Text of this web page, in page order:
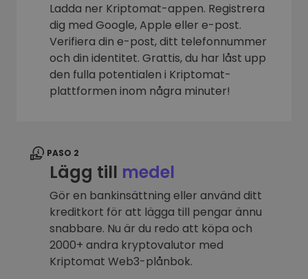
Ladda ner Kriptomat-appen. Registrera
dig med Google, Apple eller e-post.
Verifiera din e-post, ditt telefonnummer
och din identitet. Grattis, du har låst upp
den fulla potentialen i Kriptomat-
plattformen inom några minuter!
PASO 2
Lägg till medel
Gör en bankinsättning eller använd ditt
kreditkort för att lägga till pengar ännu
snabbare. Nu är du redo att köpa och
2000+ andra kryptovalutor med
Kriptomat Web3-plånbok.